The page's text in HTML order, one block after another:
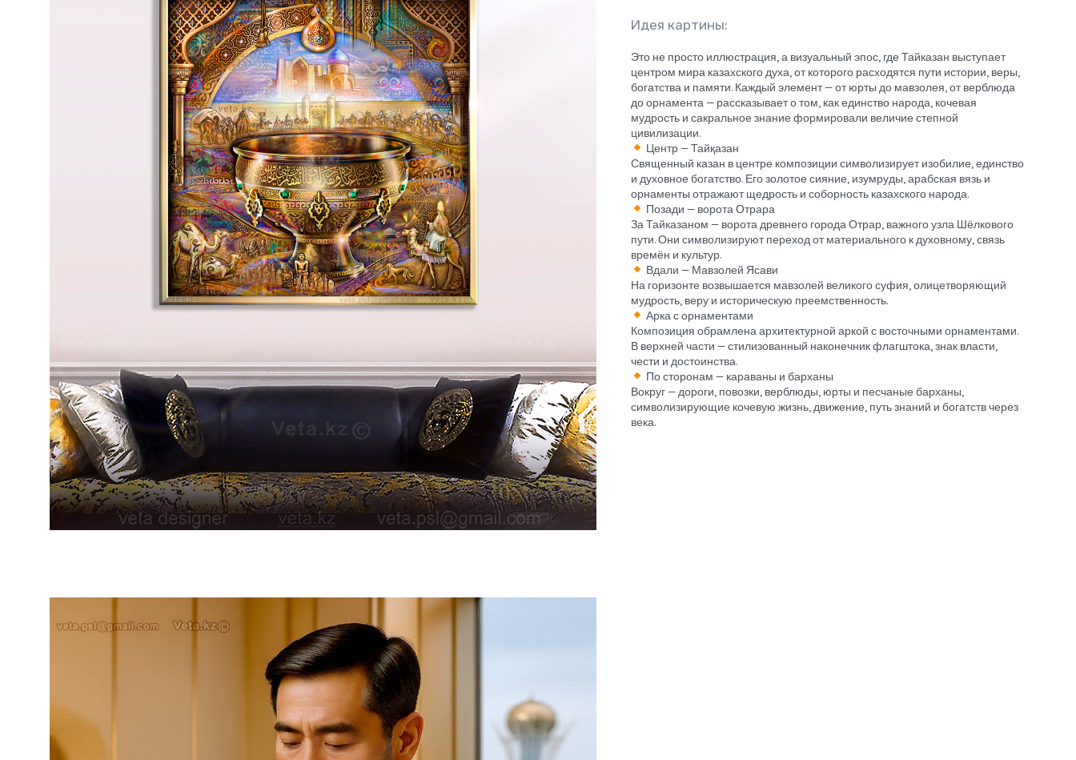
Идея картины:
Это не просто иллюстрация, а визуальный эпос, где Тайказан выступает
центром мира казахского духа, от которого расходятся пути истории, веры,
богатства и памяти. Каждый элемент — от юрты до мавзолея, от верблюда
до орнамента — рассказывает о том, как единство народа, кочевая
мудрость и сакральное знание формировали величие степной
цивилизации.
Центр — Тайқазан
Священный казан в центре композиции символизирует изобилие, единство
и духовное богатство. Его золотое сияние, изумруды, арабская вязь и
орнаменты отражают щедрость и соборность казахского народа.
Позади — ворота Отрара
За Тайказаном — ворота древнего города Отрар, важного узла Шёлкового
пути. Они символизируют переход от материального к духовному, связь
времён и культур.
Вдали — Мавзолей Ясави
На горизонте возвышается мавзолей великого суфия, олицетворяющий
мудрость, веру и историческую преемственность.
Арка с орнаментами
Композиция обрамлена архитектурной аркой с восточными орнаментами.
В верхней части — стилизованный наконечник флагштока, знак власти,
чести и достоинства.
По сторонам — караваны и барханы
Вокруг — дороги, повозки, верблюды, юрты и песчаные барханы,
символизирующие кочевую жизнь, движение, путь знаний и богатств через
века.